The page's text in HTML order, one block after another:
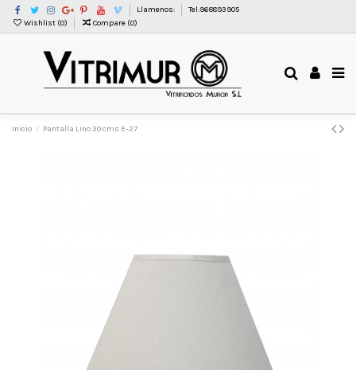
Llamenos:
Tel:968893905
Wishlist (0) Compare (0)
Inicio Pantalla Lino 30 cms E-27